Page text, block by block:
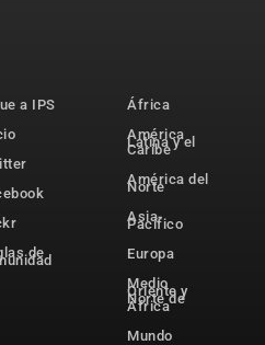
a IPS
de
África
América
Latina y el
Caribe
América del
Norte
Asia-
Pacífico
Europa
Medio
Oriente y
Norte de
África
Mundo